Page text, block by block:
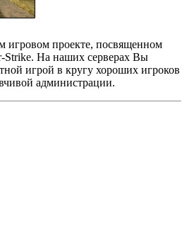
игровом проекте, посвященном
Strike. На наших серверах Вы
игрой в кругу хороших игроков
администрации.